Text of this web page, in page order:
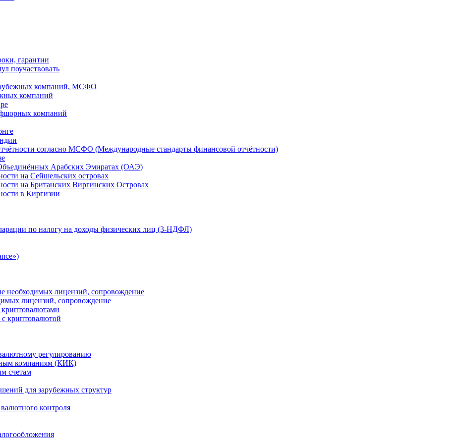
гарантии
поучаствовать
компаний, МСФО
компаний
компаний
согласно МСФО (Международные стандарты финансовой отчётности)
Арабских Эмиратах (ОАЭ)
на Сейшельских островах
на Британских Виргинских Островах
в Киргизии
по налогу на доходы физических лиц (3-НДФЛ)
необходимых лицензий, сопровождение
лицензий, сопровождение
криптовалютами
криптовалютой
регулированию
компаниям (КИК)
счетам
для зарубежных структур
контроля